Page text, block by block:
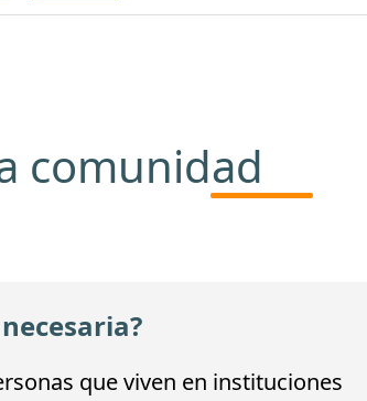
comunidad
que viven en instituciones